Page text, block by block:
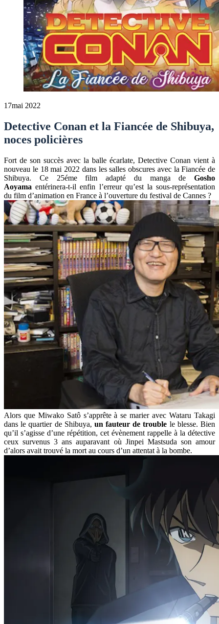
17mai 2022
Detective Conan et la Fiancée de Shibuya,
noces policières
Fort de son succès avec la balle écarlate, Detective Conan vient à
nouveau le 18 mai 2022 dans les salles obscures avec la Fiancée de
Shibuya. Ce 25éme film adapté du manga de Gosho
Aoyama entérinera-t-il enfin l’erreur qu’est la sous-représentation
du film d’animation en France à l’ouverture du festival de Cannes ?
Alors que Miwako Satô s’apprête à se marier avec Wataru Takagi
dans le quartier de Shibuya, un fauteur de trouble le blesse. Bien
qu’il s’agisse d’une répétition, cet évènement rappelle à la détective
ceux survenus 3 ans auparavant où Jinpei Mastsuda son amour
d’alors avait trouvé la mort au cours d’un attentat à la bombe.